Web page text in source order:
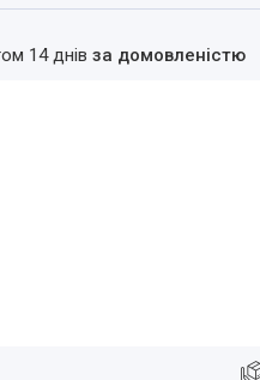
14 днів за домовленістю